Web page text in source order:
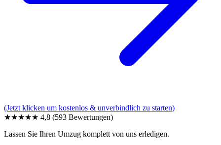
(Jetzt klicken um kostenlos & unverbindlich zu starten)
★★★★★ 4,8 (593 Bewertungen)
Lassen Sie Ihren Umzug komplett von uns erledigen.